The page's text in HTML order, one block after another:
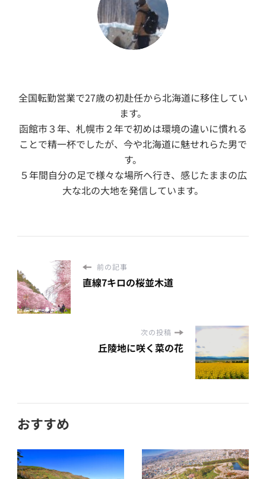
全国転勤営業で27歳の初赴任から北海道に移住してい
ます。
函館市３年、札幌市２年で初めは環境の違いに慣れる
ことで精一杯でしたが、今や北海道に魅せれらた男で
す。
５年間自分の足で様々な場所へ行き、感じたままの広
大な北の大地を発信しています。
前の記事
直線7キロの桜並木道
次の投稿
丘陵地に咲く菜の花
おすすめ